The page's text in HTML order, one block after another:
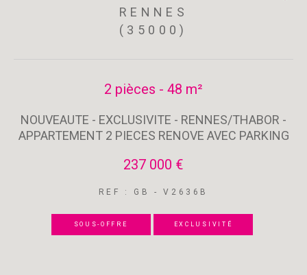
RENNES
(35000)
2 pièces - 48 m²
NOUVEAUTE - EXCLUSIVITE - RENNES/THABOR -
APPARTEMENT 2 PIECES RENOVE AVEC PARKING
237 000 €
REF : GB - V2636B
SOUS-OFFRE EXCLUSIVITÉ